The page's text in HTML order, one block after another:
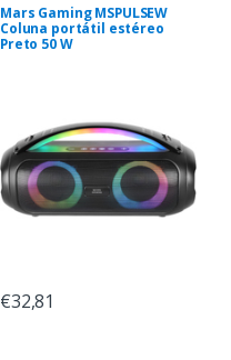
Mars Gaming MSPULSEW
Coluna portátil estéreo
Preto 50 W
€32,81